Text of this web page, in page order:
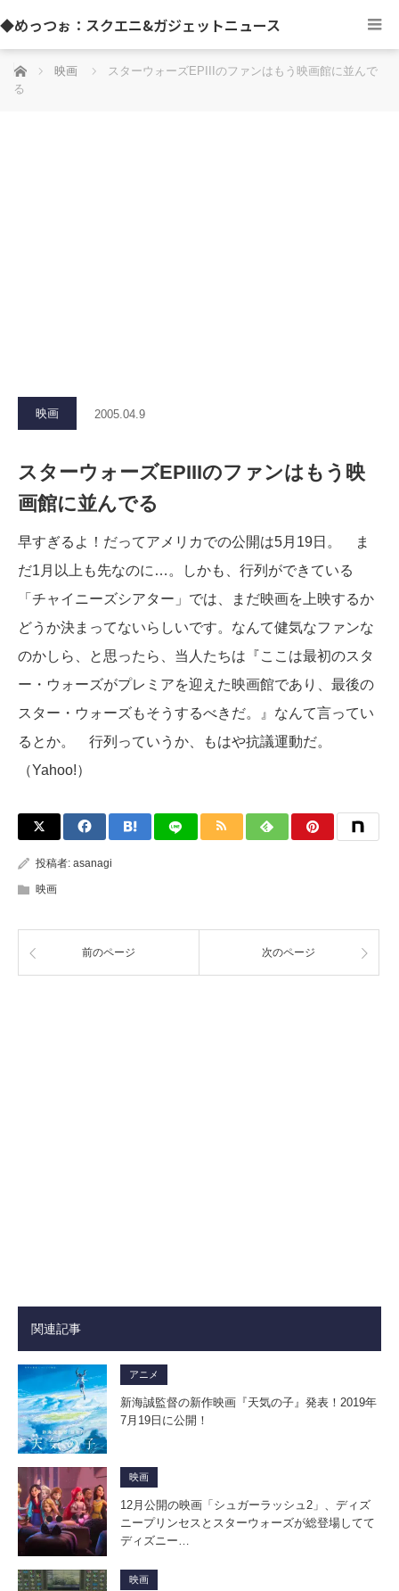
◆めっつぉ：スクエニ&ガジェットニュース
ホーム 映画
スターウォーズEPIIIのファンはもう映画館に並んで
る
映画 2005.04.9
スターウォーズEPIIIのファンはもう映
画館に並んでる
早すぎるよ！だってアメリカでの公開は5月19日。 ま
だ1月以上も先なのに…。しかも、行列ができている
「チャイニーズシアター」では、まだ映画を上映するか
どうか決まってないらしいです。なんて健気なファンな
のかしら、と思ったら、当人たちは『ここは最初のスタ
ー・ウォーズがプレミアを迎えた映画館であり、最後の
スター・ウォーズもそうするべきだ。』なんて言ってい
るとか。 行列っていうか、もはや抗議運動だ。
（Yahoo!）
投稿者: asanagi
映画
前のページ 次のページ
関連記事
アニメ
新海誠監督の新作映画『天気の子』発表！2019年
7月19日に公開！
映画
12月公開の映画「シュガーラッシュ2」、ディズ
ニープリンセスとスターウォーズが総登場してて
ディズニー…
映画